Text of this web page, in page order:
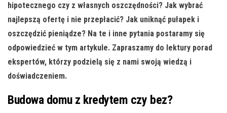
hipotecznego czy z własnych oszczędności? Jak wybrać
najlepszą ofertę i nie przepłacić? Jak uniknąć pułapek i
oszczędzić pieniądze? Na te i inne pytania postaramy się
odpowiedzieć w tym artykule. Zapraszamy do lektury porad
ekspertów, którzy podzielą się z nami swoją wiedzą i
doświadczeniem.
Budowa domu z kredytem czy bez?